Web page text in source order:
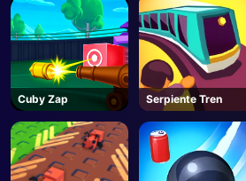
Cuby Zap Serpiente Tren